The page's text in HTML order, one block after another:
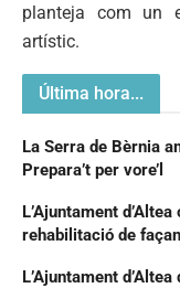
planteja com un
artístic.
Última hora...
La Serra de Bèrnia
Prepara’t per vore’l
L’Ajuntament
rehabilitació de
L’Ajuntament